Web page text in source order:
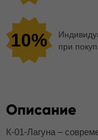
10%
при
Описание
К-01-Лагуна –